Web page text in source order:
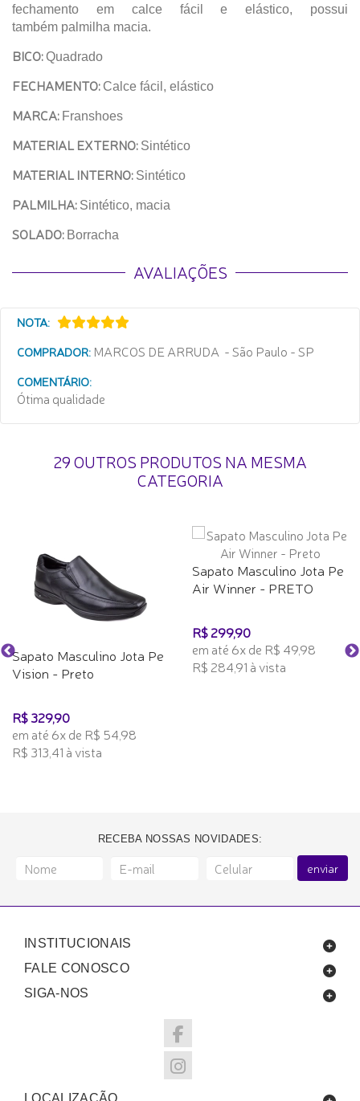
fechamento em calce fácil e elástico, possui
também palmilha macia.
BICO:Quadrado
FECHAMENTO: Calce fácil, elástico
MARCA: Franshoes
MATERIAL EXTERNO: Sintético
MATERIAL INTERNO: Sintético
PALMILHA: Sintético, macia
SOLADO: Borracha
AVALIAÇÕES
NOTA:
COMPRADOR: MARCOS DE ARRUDA - São Paulo - SP
COMENTÁRIO:
Ótima qualidade
29 OUTROS PRODUTOS NA MESMA
CATEGORIA
Sapato Masculino Jota Pe
Vision - Preto
R$ 329,90
em até 6x de R$ 54,98
R$ 313,41 à vista
Sapato Masculino Jota Pe
Air Winner - PRETO
R$ 299,90
em até 6x de R$ 49,98
R$ 284,91 à vista
RECEBA NOSSAS NOVIDADES:
enviar
INSTITUCIONAIS
FALE CONOSCO
SIGA-NOS